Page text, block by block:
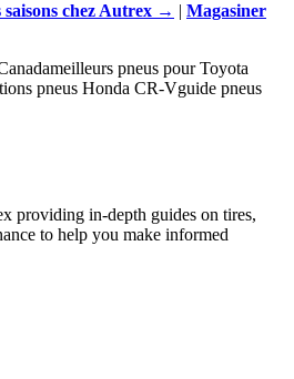
chez Autrex → | Magasiner
meilleurs pneus pour Toyota
pneus Honda CR-Vguide pneus
providing in-depth guides on tires,
to help you make informed